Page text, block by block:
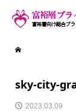
sky-city-
2023.03.09